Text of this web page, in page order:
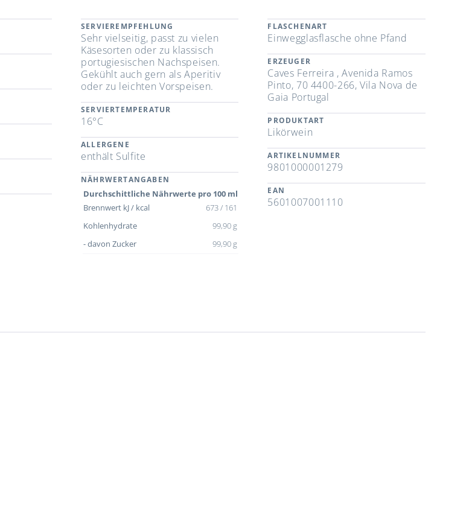
SERVIEREMPFEHLUNG
Sehr vielseitig, passt zu vielen
Käsesorten oder zu klassisch
portugiesischen Nachspeisen.
Gekühlt auch gern als Aperitiv
oder zu leichten Vorspeisen.
SERVIERTEMPERATUR
16°C
ALLERGENE
enthält Sulfite
NÄHRWERTANGABEN
Durchschittliche Nährwerte pro 100 ml
Brennwert kJ / kcal
673 / 161
Kohlenhydrate
99,90 g
- davon Zucker
99,90 g
FLASCHENART
Einwegglasflasche ohne Pfand
ERZEUGER
Caves Ferreira , Avenida Ramos
Pinto, 70 4400-266, Vila Nova de
Gaia Portugal
PRODUKTART
Likörwein
ARTIKELNUMMER
9801000001279
EAN
5601007001110